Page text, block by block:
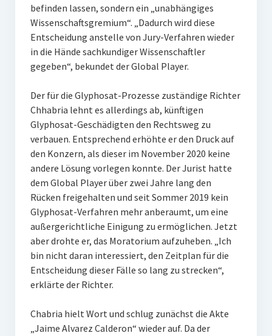
befinden lassen, sondern ein „unabhängiges
Wissenschaftsgremium“. „Dadurch wird diese
Entscheidung anstelle von Jury-Verfahren wieder
in die Hände sachkundiger Wissenschaftler
gegeben“, bekundet der Global Player.
Der für die Glyphosat-Prozesse zuständige Richter
Chhabria lehnt es allerdings ab, künftigen
Glyphosat-Geschädigten den Rechtsweg zu
verbauen. Entsprechend erhöhte er den Druck auf
den Konzern, als dieser im November 2020 keine
andere Lösung vorlegen konnte. Der Jurist hatte
dem Global Player über zwei Jahre lang den
Rücken freigehalten und seit Sommer 2019 kein
Glyphosat-Verfahren mehr anberaumt, um eine
außergerichtliche Einigung zu ermöglichen. Jetzt
aber drohte er, das Moratorium aufzuheben. „Ich
bin nicht daran interessiert, den Zeitplan für die
Entscheidung dieser Fälle so lang zu strecken“,
erklärte der Richter.
Chabria hielt Wort und schlug zunächst die Akte
„Jaime Alvarez Calderon“ wieder auf. Da der